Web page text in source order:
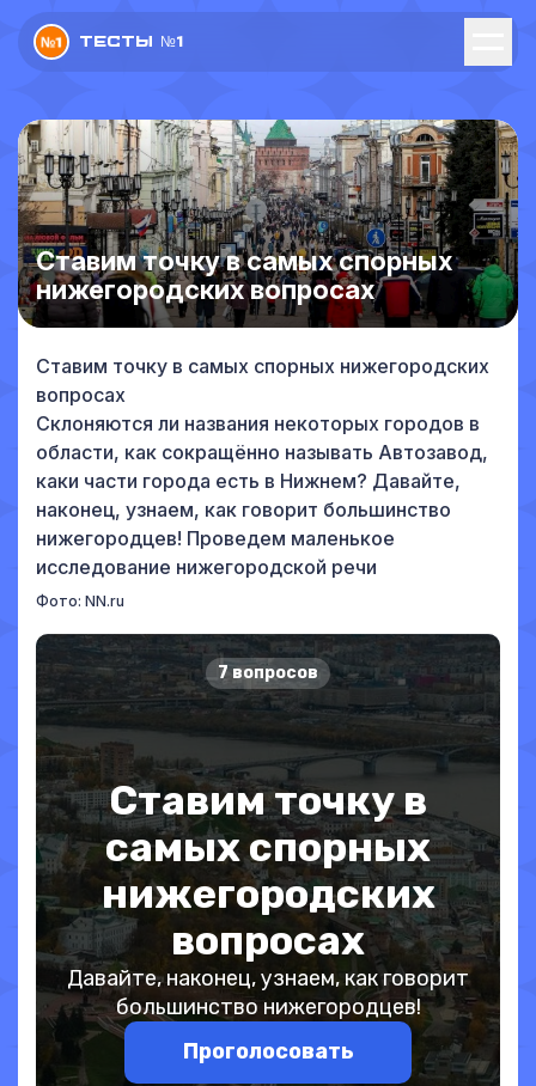
Тесты №1
Ставим точку в самых спорных
нижегородских вопросах
Ставим точку в самых спорных нижегородских
вопросах
Склоняются ли названия некоторых городов в
области, как сокращённо называть Автозавод,
каки части города есть в Нижнем? Давайте,
наконец, узнаем, как говорит большинство
нижегородцев! Проведем маленькое
исследование нижегородской речи
Фото: NN.ru